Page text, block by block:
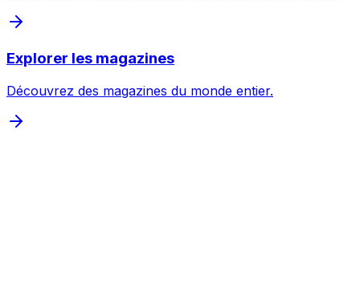
Explorer les magazines
Découvrez des magazines du monde entier.